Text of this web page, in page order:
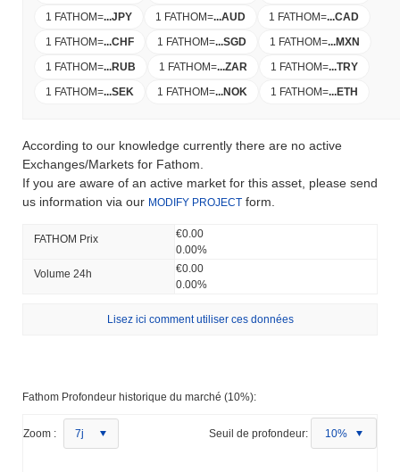
1 FATHOM=...JPY 1 FATHOM=...AUD 1 FATHOM=...CAD
1 FATHOM=...CHF 1 FATHOM=...SGD 1 FATHOM=...MXN
1 FATHOM=...RUB 1 FATHOM=...ZAR 1 FATHOM=...TRY
1 FATHOM=...SEK 1 FATHOM=...NOK 1 FATHOM=...ETH
According to our knowledge currently there are no active
Exchanges/Markets for Fathom.
If you are aware of an active market for this asset, please send
us information via our MODIFY PROJECT form.
FATHOM Prix ​​
€0.00
0.00%
Volume 24h
€0.00
0.00%
Lisez ici comment utiliser ces données
Fathom Profondeur historique du marché (10%):
Zoom : 7j Seuil de profondeur: 10%